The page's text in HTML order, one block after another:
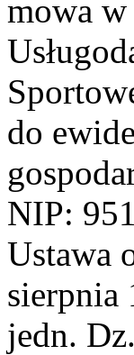
mowa
do
NIP:
Ustawa
sierpnia
jedn.